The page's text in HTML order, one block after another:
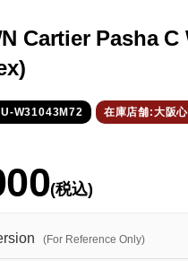
Cartier Pasha C
W31043M72 在庫店舗:大阪
(税込)
(For Reference Only)